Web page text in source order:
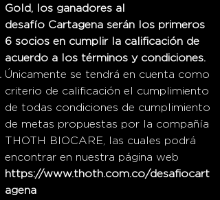
Gold, los ganadores al
desafío Cartagena serán los primeros
6 socios en cumplir la calificación de
acuerdo a los términos y condiciones.
Únicamente se tendrá en cuenta como
criterio de calificación el cumplimiento
de todas condiciones de cumplimiento
de metas propuestas por la compañía
THOTH BIOCARE, las cuales podrá
encontrar en nuestra página web
https://www.thoth.com.co/desafiocart
agena